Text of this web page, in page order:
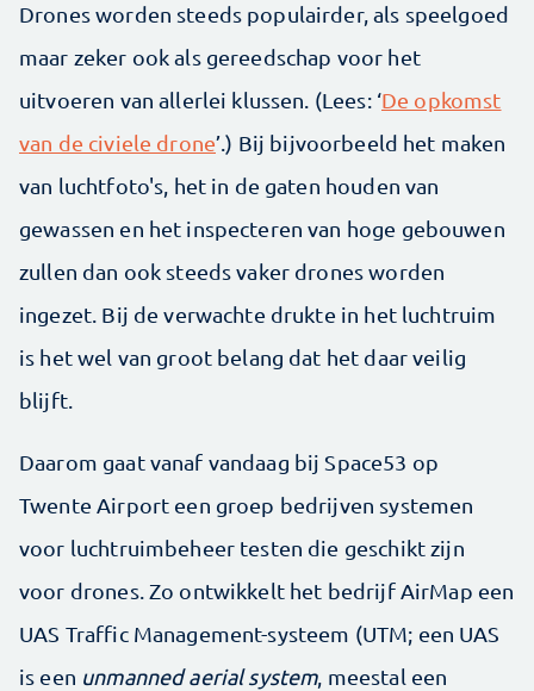
Drones worden steeds populairder, als speelgoed
maar zeker ook als gereedschap voor het
uitvoeren van allerlei klussen. (Lees: ‘De opkomst
van de civiele drone’.) Bij bijvoorbeeld het maken
van luchtfoto's, het in de gaten houden van
gewassen en het inspecteren van hoge gebouwen
zullen dan ook steeds vaker drones worden
ingezet. Bij de verwachte drukte in het luchtruim
is het wel van groot belang dat het daar veilig
blijft.
Daarom gaat vanaf vandaag bij Space53 op
Twente Airport een groep bedrijven systemen
voor luchtruimbeheer testen die geschikt zijn
voor drones. Zo ontwikkelt het bedrijf AirMap een
UAS Traffic Management-systeem (UTM; een UAS
is een unmanned aerial system, meestal een